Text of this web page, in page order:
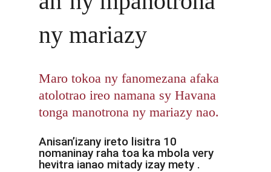
ny mariazy
Maro tokoa ny fanomezana afaka
atolotrao ireo namana sy Havana
tonga manotrona ny mariazy nao.
Anisan’izany ireto lisitra 10
nomaninay raha toa ka mbola very
hevitra ianao mitady izay mety .